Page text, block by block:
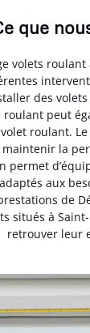
que
volets
des
roulant peut
roulant.
la
permet
aux
de
situés à
retrouver leur